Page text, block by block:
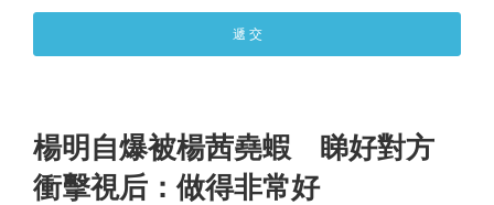
遞 交
楊明自爆被楊茜堯蝦 睇好對方
衝擊視后：做得非常好